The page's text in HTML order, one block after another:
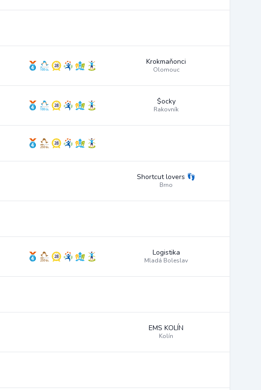
Krokmaňonci
Olomouc
$ocky
Rakovník
Shortcut lovers 👣
Brno
Logistika
Mladá Boleslav
EMS KOLÍN
Kolín